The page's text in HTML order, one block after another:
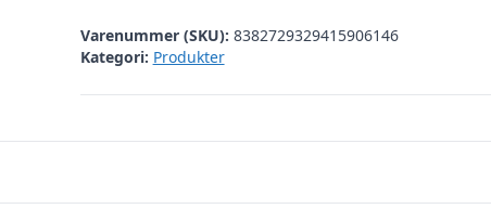
Varenummer (SKU): 8382729329415906146
Kategori: Produkter